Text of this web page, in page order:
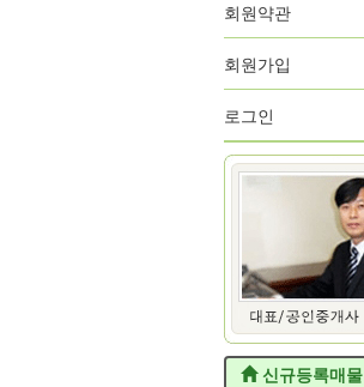
회원약관
회원가입
로그인
신규등록매물